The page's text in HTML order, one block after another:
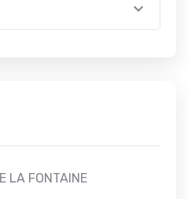
LA FONTAINE